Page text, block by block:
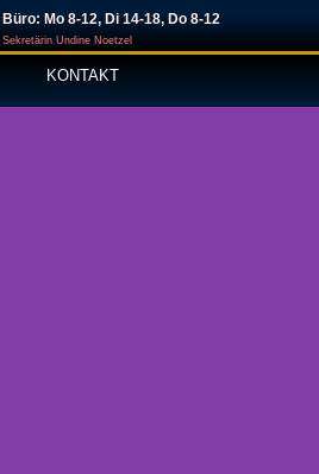
Büro: Mo 8-12, Di 14-18, Do 8-12
Sekretärin Undine Noetzel
KONTAKT